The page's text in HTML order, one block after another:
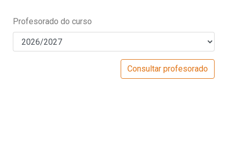
Profesorado do curso